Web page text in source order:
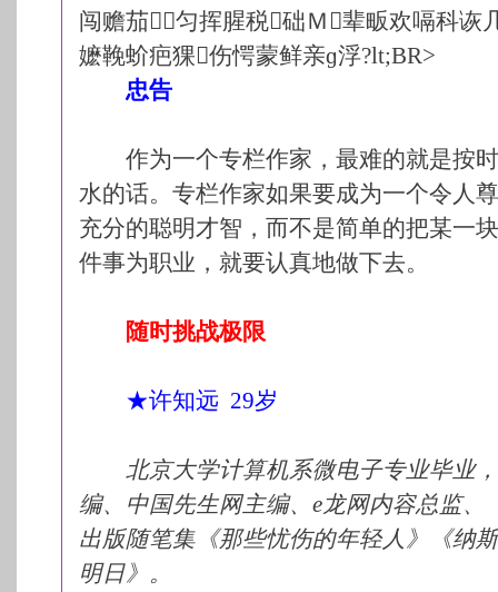
闯赡茄匀挥腥税础Ｍ辈畈欢嗝科诙
嬷鞔蚧疤猓伤愕蒙鲜亲ɡ浮?lt;BR>
忠告
作为一个专栏作家，最难的就是按时
水的话。专栏作家如果要成为一个令人
充分的聪明才智，而不是简单的把某一
件事为职业，就要认真地做下去。
随时挑战极限
★许知远 29岁
北京大学计算机系微电子专业毕业
编、中国先生网主编、e龙网内容总监、
出版随笔集《那些忧伤的年轻人》《纳
明日》。